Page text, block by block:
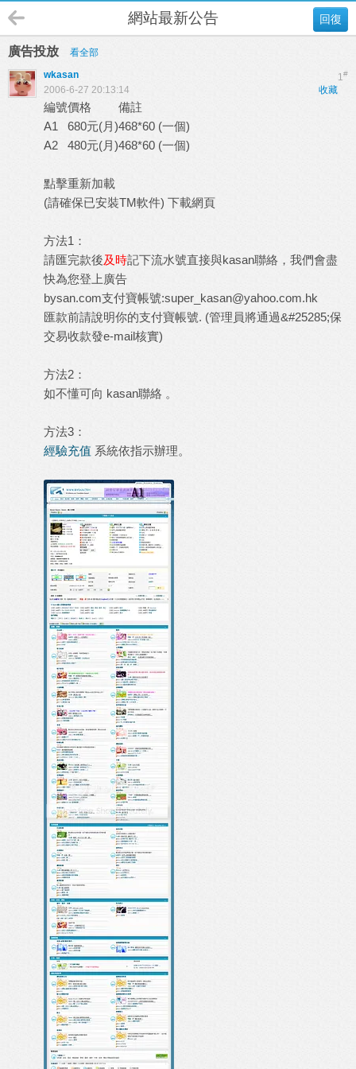
回復
網站最新公告
廣告投放 看全部
1#
wkasan
收藏
2006-6-27 20:13:14
編號價格
備註
A1
680元(月)468*60 (一個)
A2
480元(月)468*60 (一個)
點擊重新加載
(請確保已安裝TM軟件) 下載網頁
方法1：
請匯完款後及時記下流水號直接與kasan聯絡，我們會盡
快為您登上廣告
bysan.com支付寶帳號:super_kasan@yahoo.com.hk
匯款前請說明你的支付寶帳號. (管理員將通過&#25285;保
交易收款發e-mail核實)
方法2：
如不懂可向 kasan聯絡 。
方法3：
經驗充值 系統依指示辦理。